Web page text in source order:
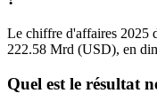
Le chiffre d'affaires 2025
222.58 Mrd (USD), en
Quel est le résultat